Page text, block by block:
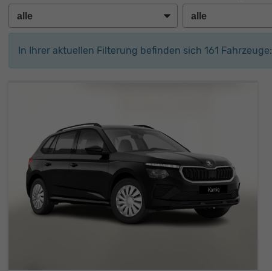
In Ihrer aktuellen Filterung befinden sich 161 Fahrzeuge: